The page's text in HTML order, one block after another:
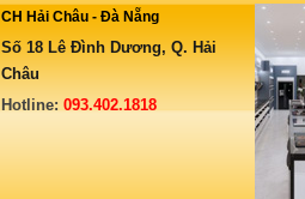
CH Hải Châu - Đà Nẵng
Số 18 Lê Đình Dương, Q. Hải
Châu
Hotline: 093.402.1818